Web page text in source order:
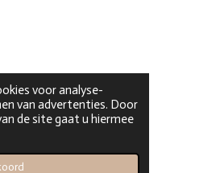
voor analyse-
van advertenties. Door
de site gaat u hiermee